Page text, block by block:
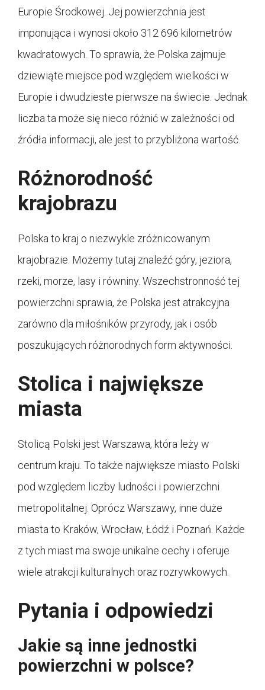
Europie Środkowej. Jej powierzchnia jest
imponująca i wynosi około 312 696 kilometrów
kwadratowych. To sprawia, że Polska zajmuje
dziewiąte miejsce pod względem wielkości w
Europie i dwudzieste pierwsze na świecie. Jednak
liczba ta może się nieco różnić w zależności od
źródła informacji, ale jest to przybliżona wartość.
Różnorodność
krajobrazu
Polska to kraj o niezwykle zróżnicowanym
krajobrazie. Możemy tutaj znaleźć góry, jeziora,
rzeki, morze, lasy i równiny. Wszechstronność tej
powierzchni sprawia, że Polska jest atrakcyjna
zarówno dla miłośników przyrody, jak i osób
poszukujących różnorodnych form aktywności.
Stolica i największe
miasta
Stolicą Polski jest Warszawa, która leży w
centrum kraju. To także największe miasto Polski
pod względem liczby ludności i powierzchni
metropolitalnej. Oprócz Warszawy, inne duże
miasta to Kraków, Wrocław, Łódź i Poznań. Każde
z tych miast ma swoje unikalne cechy i oferuje
wiele atrakcji kulturalnych oraz rozrywkowych.
Pytania i odpowiedzi
Jakie są inne jednostki
powierzchni w polsce?